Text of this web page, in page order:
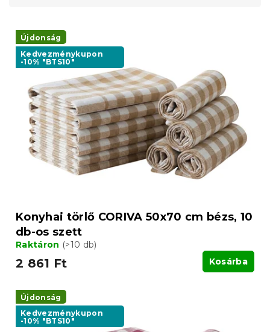
e
k
em
Újdonság
Kedvezménykupon
-10% "BTS10"
Konyhai törlő CORIVA 50x70 cm bézs, 10
db-os szett
Raktáron (>10 db)
2 861 Ft Kosárba
Újdonság
Kedvezménykupon
-10% "BTS10"